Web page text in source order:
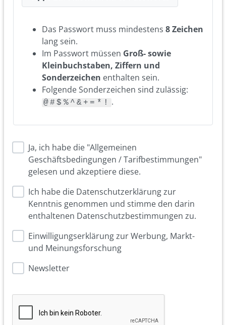
Das Passwort muss mindestens 8 Zeichen
lang sein.
Im Passwort müssen Groß- sowie
Kleinbuchstaben, Ziffern und
Sonderzeichen enthalten sein.
Folgende Sonderzeichen sind zulässig:
@#$%^&+=*! .
Ja, ich habe die "Allgemeinen
Geschäftsbedingungen / Tarifbestimmungen"
gelesen und akzeptiere diese.
Ich habe die Datenschutzerklärung zur
Kenntnis genommen und stimme den darin
enthaltenen Datenschutzbestimmungen zu.
Einwilligungserklärung zur Werbung, Markt-
und Meinungsforschung
Newsletter